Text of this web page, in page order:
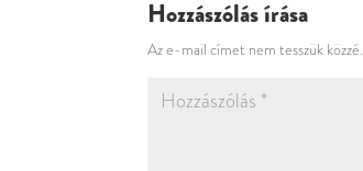
Hozzászólás írása
Az e-mail címet nem tesszük közzé.